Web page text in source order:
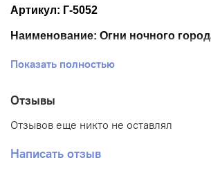
Артикул: Г-5052
Наименование: Огни ночного
Размер ткани 40*50 см
Показать полностью
Отзывы
Отзывов еще никто не оставлял
Написать отзыв